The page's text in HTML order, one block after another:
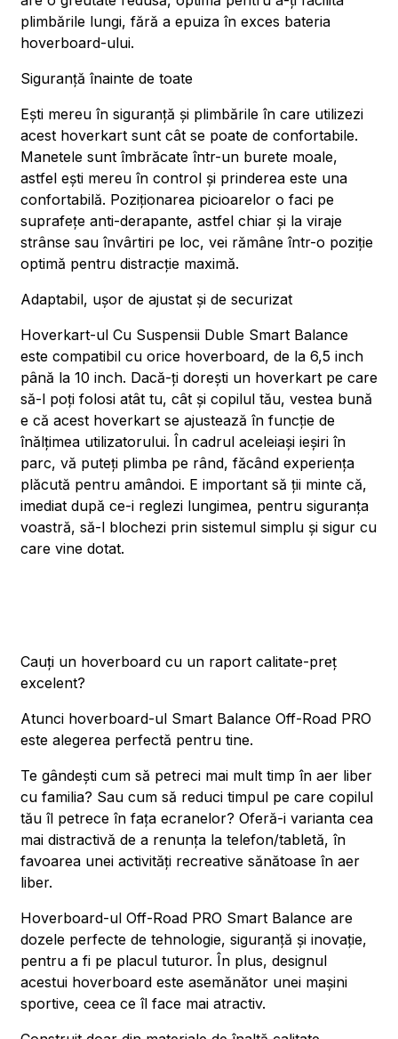
plimbările lungi, fără a epuiza în exces bateria
hoverboard-ului.
Siguranță înainte de toate
Ești mereu în siguranță și plimbările în care utilizezi
acest hoverkart sunt cât se poate de confortabile.
Manetele sunt îmbrăcate într-un burete moale,
astfel ești mereu în control și prinderea este una
confortabilă. Poziționarea picioarelor o faci pe
suprafețe anti-derapante, astfel chiar și la viraje
strânse sau învârtiri pe loc, vei rămâne într-o poziție
optimă pentru distracție maximă.
Adaptabil, ușor de ajustat și de securizat
Hoverkart-ul Cu Suspensii Duble Smart Balance
este compatibil cu orice hoverboard, de la 6,5 inch
până la 10 inch. Dacă-ți dorești un hoverkart pe care
să-l poți folosi atât tu, cât și copilul tău, vestea bună
e că acest hoverkart se ajustează în funcție de
înălțimea utilizatorului. În cadrul aceleiași ieșiri în
parc, vă puteți plimba pe rând, făcând experiența
plăcută pentru amândoi. E important să ții minte că,
imediat după ce-i reglezi lungimea, pentru siguranța
voastră, să-l blochezi prin sistemul simplu și sigur cu
care vine dotat.
Cauți un hoverboard cu un raport calitate-preț
excelent?
Atunci hoverboard-ul Smart Balance Off-Road PRO
este alegerea perfectă pentru tine.
Te gândești cum să petreci mai mult timp în aer liber
cu familia? Sau cum să reduci timpul pe care copilul
tău îl petrece în fața ecranelor? Oferă-i varianta cea
mai distractivă de a renunța la telefon/tabletă, în
favoarea unei activități recreative sănătoase în aer
liber.
Hoverboard-ul Off-Road PRO Smart Balance are
dozele perfecte de tehnologie, siguranță și inovație,
pentru a fi pe placul tuturor. În plus, designul
acestui hoverboard este asemănător unei mașini
sportive, ceea ce îl face mai atractiv.